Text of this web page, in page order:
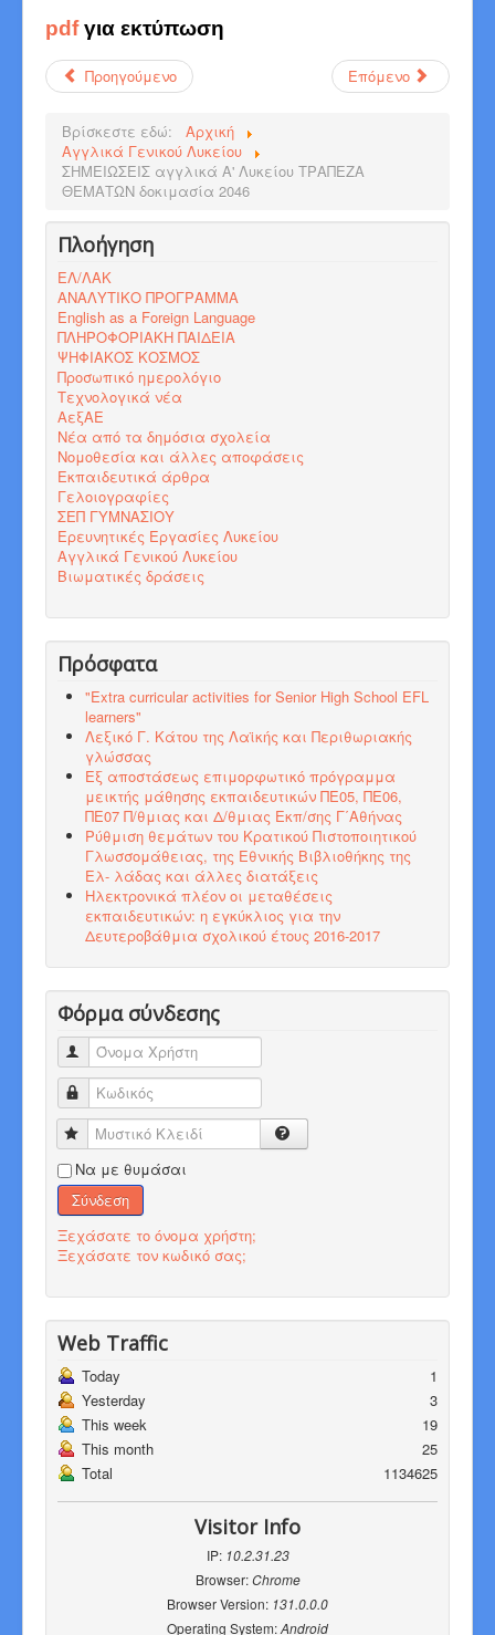
pdfγια εκτύπωση
Προηγούμενο Επόμενο
Βρίσκεστε εδώ:
Αρχική
Αγγλικά Γενικού Λυκείου
ΣΗΜΕΙΩΣΕΙΣ αγγλικά Α' Λυκείου ΤΡΑΠΕΖΑ
ΘΕΜΑΤΩΝ δοκιμασία 2046
Πλοήγηση
ΕΛ/ΛΑΚ
ΑΝΑΛΥΤΙΚΟ ΠΡΟΓΡΑΜΜΑ
English as a Foreign Language
ΠΛΗΡΟΦΟΡΙΑΚΗ ΠΑΙΔΕΙΑ
ΨΗΦΙΑΚΟΣ ΚΟΣΜΟΣ
Προσωπικό ημερολόγιο
Τεχνολογικά νέα
ΑεξΑΕ
Νέα από τα δημόσια σχολεία
Νομοθεσία και άλλες αποφάσεις
Εκπαιδευτικά άρθρα
Γελοιογραφίες
ΣΕΠ ΓΥΜΝΑΣΙΟΥ
Ερευνητικές Εργασίες Λυκείου
Αγγλικά Γενικού Λυκείου
Βιωματικές δράσεις
Πρόσφατα
"Εxtra curricular activities for Senior High School EFL
learners"
Λεξικό Γ. Κάτου της Λαϊκής και Περιθωριακής
γλώσσας
Εξ αποστάσεως επιμορφωτικό πρόγραμμα
μεικτής μάθησης εκπαιδευτικών ΠΕ05, ΠΕ06,
ΠΕ07 Π/θμιας και Δ/θμιας Εκπ/σης Γ΄Αθήνας
Ρύθμιση θεμάτων του Κρατικού Πιστοποιητικού
Γλωσσομάθειας, της Εθνικής Βιβλιοθήκης της
Ελ- λάδας και άλλες διατάξεις
Ηλεκτρονικά πλέον οι μεταθέσεις
εκπαιδευτικών: η εγκύκλιος για την
Δευτεροβάθμια σχολικού έτους 2016-2017
Φόρμα σύνδεσης
Όνομα Χρήστη
Κωδικός
Μυστικό Κλειδί
Να με θυμάσαι
Σύνδεση
Ξεχάσατε το όνομα χρήστη;
Ξεχάσατε τον κωδικό σας;
Web Traffic
Today
1
Yesterday
3
This week
19
This month
25
Total
1134625
Visitor Info
IP: 10.2.31.23
Browser:Chrome
Browser Version: 131.0.0.0
Operating System:Android